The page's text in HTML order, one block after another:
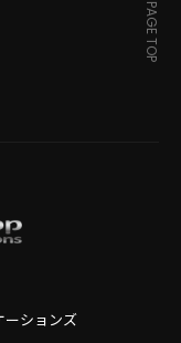
ーションズ
PAGE TOP